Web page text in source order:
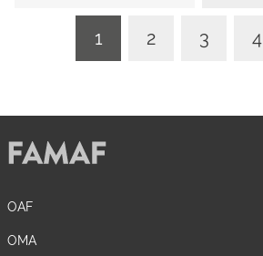
1 2 3 4
OAF
OMA